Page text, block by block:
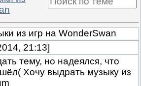
из игр на WonderSwan
21:13]
тему, но надеялся, что
Хочу выдрать музыку из